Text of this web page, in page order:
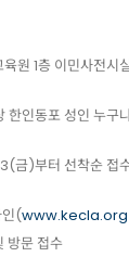
원 1층 이민사전시
한인동포 성인 누구
금)부터 선착순 접
(www.kecla.org
방문 접수